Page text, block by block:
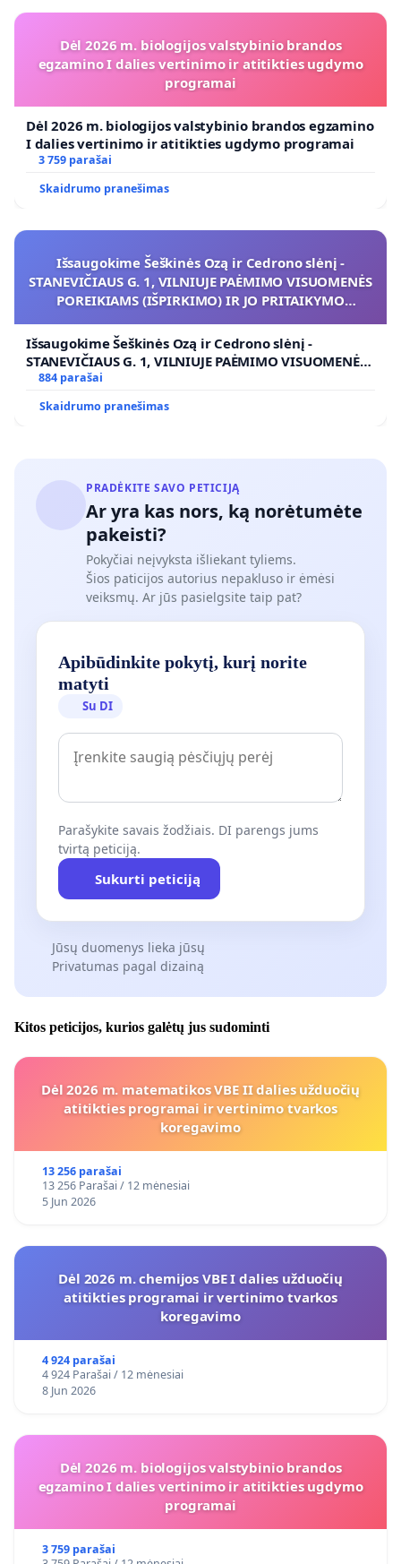
Dėl 2026 m. biologijos valstybinio brandos
egzamino I dalies vertinimo ir atitikties ugdymo
programai
Dėl 2026 m. biologijos valstybinio brandos egzamino
I dalies vertinimo ir atitikties ugdymo programai
3 759 parašai
Skaidrumo pranešimas
Išsaugokime Šeškinės Ozą ir Cedrono slėnį -
STANEVIČIAUS G. 1, VILNIUJE PAĖMIMO VISUOMENĖS
POREIKIAMS (IŠPIRKIMO) IR JO PRITAIKYMO
Išsaugokime Šeškinės Ozą ir Cedrono slėnį -
STANEVIČIAUS G. 1, VILNIUJE PAĖMIMO VISUOMENĖS
POREIKIAMS (IŠPIRKIMO) IR JO PRITAIKYMO VIEŠAJAI
ŽELDYNŲ FUNKCIJAI
884 parašai
Skaidrumo pranešimas
PRADĖKITE SAVO PETICIJĄ
Ar yra kas nors, ką norėtumėte
pakeisti?
Pokyčiai neįvyksta išliekant tyliems.
Šios paticijos autorius nepakluso ir ėmėsi
veiksmų. Ar jūs pasielgsite taip pat?
Apibūdinkite pokytį, kurį norite
matyti
Su DI
Parašykite savais žodžiais. DI parengs jums
tvirtą peticiją.
Sukurti peticiją
Jūsų duomenys lieka jūsų
Privatumas pagal dizainą
Kitos peticijos, kurios galėtų jus sudominti
Dėl 2026 m. matematikos VBE II dalies užduočių
atitikties programai ir vertinimo tvarkos
koregavimo
13 256 parašai
13 256 Parašai / 12 mėnesiai
5 Jun 2026
Dėl 2026 m. chemijos VBE I dalies užduočių
atitikties programai ir vertinimo tvarkos
koregavimo
4 924 parašai
4 924 Parašai / 12 mėnesiai
8 Jun 2026
Dėl 2026 m. biologijos valstybinio brandos
egzamino I dalies vertinimo ir atitikties ugdymo
programai
3 759 parašai